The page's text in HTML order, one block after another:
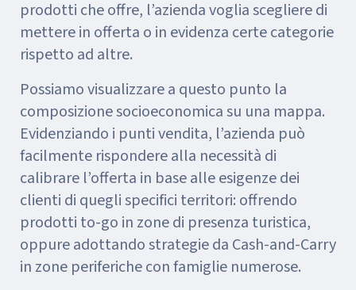
prodotti che offre, l’azienda voglia scegliere di
mettere in offerta o in evidenza certe categorie
rispetto ad altre.
Possiamo visualizzare a questo punto la
composizione socioeconomica su una mappa.
Evidenziando i punti vendita, l’azienda può
facilmente rispondere alla necessità di
calibrare l’offerta in base alle esigenze dei
clienti di quegli specifici territori: offrendo
prodotti to-go in zone di presenza turistica,
oppure adottando strategie da Cash-and-Carry
in zone periferiche con famiglie numerose.